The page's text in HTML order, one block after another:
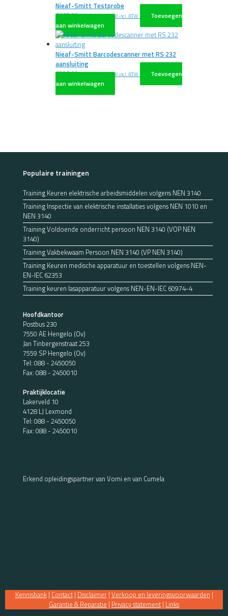
Nieaf-Smitt Testprobe
€168,00 excl. BTW€203,28 incl. BTW
Toevoegen
aan winkelwagen
Nieaf-Smitt Barcodescanner met RS 232
aansluiting
€398,00 excl. BTW€481,58 incl. BTW
Toevoegen
aan winkelwagen
Populaire trainingen
Training Keuren elektrische arbeidsmiddelen volgens NEN 3140
Training Inspectie van elektrische installaties volgens NEN 1010 en
NEN 3140
Training Voldoende onderricht persoon NEN 3140 (VOP NEN
3140)
Training Vakbekwaam Persoon NEN 3140 (VP NEN 3140)
Training Keuren medische apparatuur en toestellen volgens NEN-
EN-IEC 62353
Training keuren lasapparatuur volgens NEN-EN-IEC 60974-4
Hoofdkantoor
Postbus 230
7550 AE Hengelo (Ov)
Jan Tinbergenstraat 253
7559 SP Hengelo (Ov)
Tel: 088 - 2450050
Fax: 088 - 2450010
Praktijklocatie
Lakerveld 10
4128 LJ Lexmond
Tel: 088 - 2450050
Fax: 088 - 2450010
Erkend opleidingspartner van Vomi en van Cumela
Kennisbank| Contact| Disclaimer| Verkoop en leveringsvoorwaarden |
Garantie & Reparatie | Privacy statement | Links